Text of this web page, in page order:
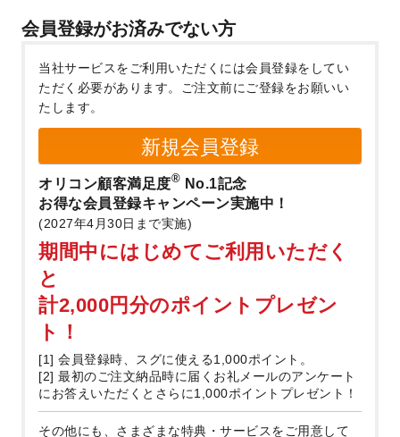
会員登録がお済みでない方
当社サービスをご利用いただくには会員登録をしてい
ただく必要があります。
ご注文前にご登録をお願いい
たします。
新規会員登録
オリコン顧客満足度® No.1記念
お得な会員登録キャンペーン実施中！
(2027年4月30日まで実施)
期間中にはじめてご利用いただく
と
計2,000円分のポイントプレゼン
ト！
[1] 会員登録時、スグに使える1,000ポイント。
[2] 最初のご注文納品時に届くお礼メールのアンケート
にお答えいただくとさらに1,000ポイントプレゼント！
その他にも、さまざまな特典・サービスをご用意して